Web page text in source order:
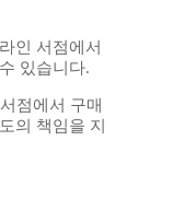
인 서점에서
있습니다.
점에서 구매
의 책임을 지